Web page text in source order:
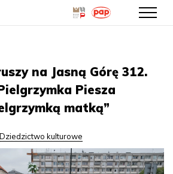
treści
na Jasną Górę 312.
Piesza
matką”
Dziedzictwo kulturowe